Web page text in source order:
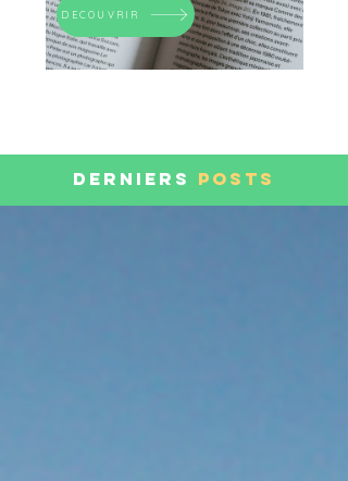
DECOUVRIR
DERNIERS POSTS